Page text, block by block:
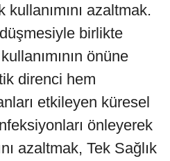
kullanımını azaltmak.
birlikte
önüne
direnci hem
etkileyen küresel
önleyerek
azaltmak, Tek Sağlık